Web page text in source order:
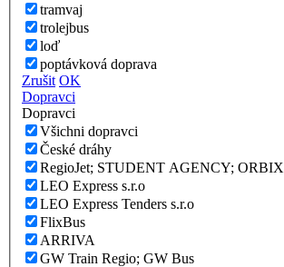
tramvaj
trolejbus
loď
poptávková doprava
Zrušit OK
Dopravci
Dopravci
Všichni dopravci
České dráhy
RegioJet; STUDENT AGENCY; ORBIX
LEO Express s.r.o
LEO Express Tenders s.r.o
FlixBus
ARRIVA
GW Train Regio; GW Bus